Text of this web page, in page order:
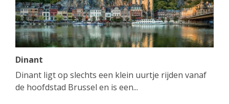
Dinant
Dinant ligt op slechts een klein uurtje rijden vanaf
de hoofdstad Brussel en is een...